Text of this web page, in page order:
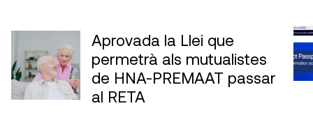
Aprovada la Llei que
permetrà als mutualistes
de HNA-PREMAAT passar
al RETA